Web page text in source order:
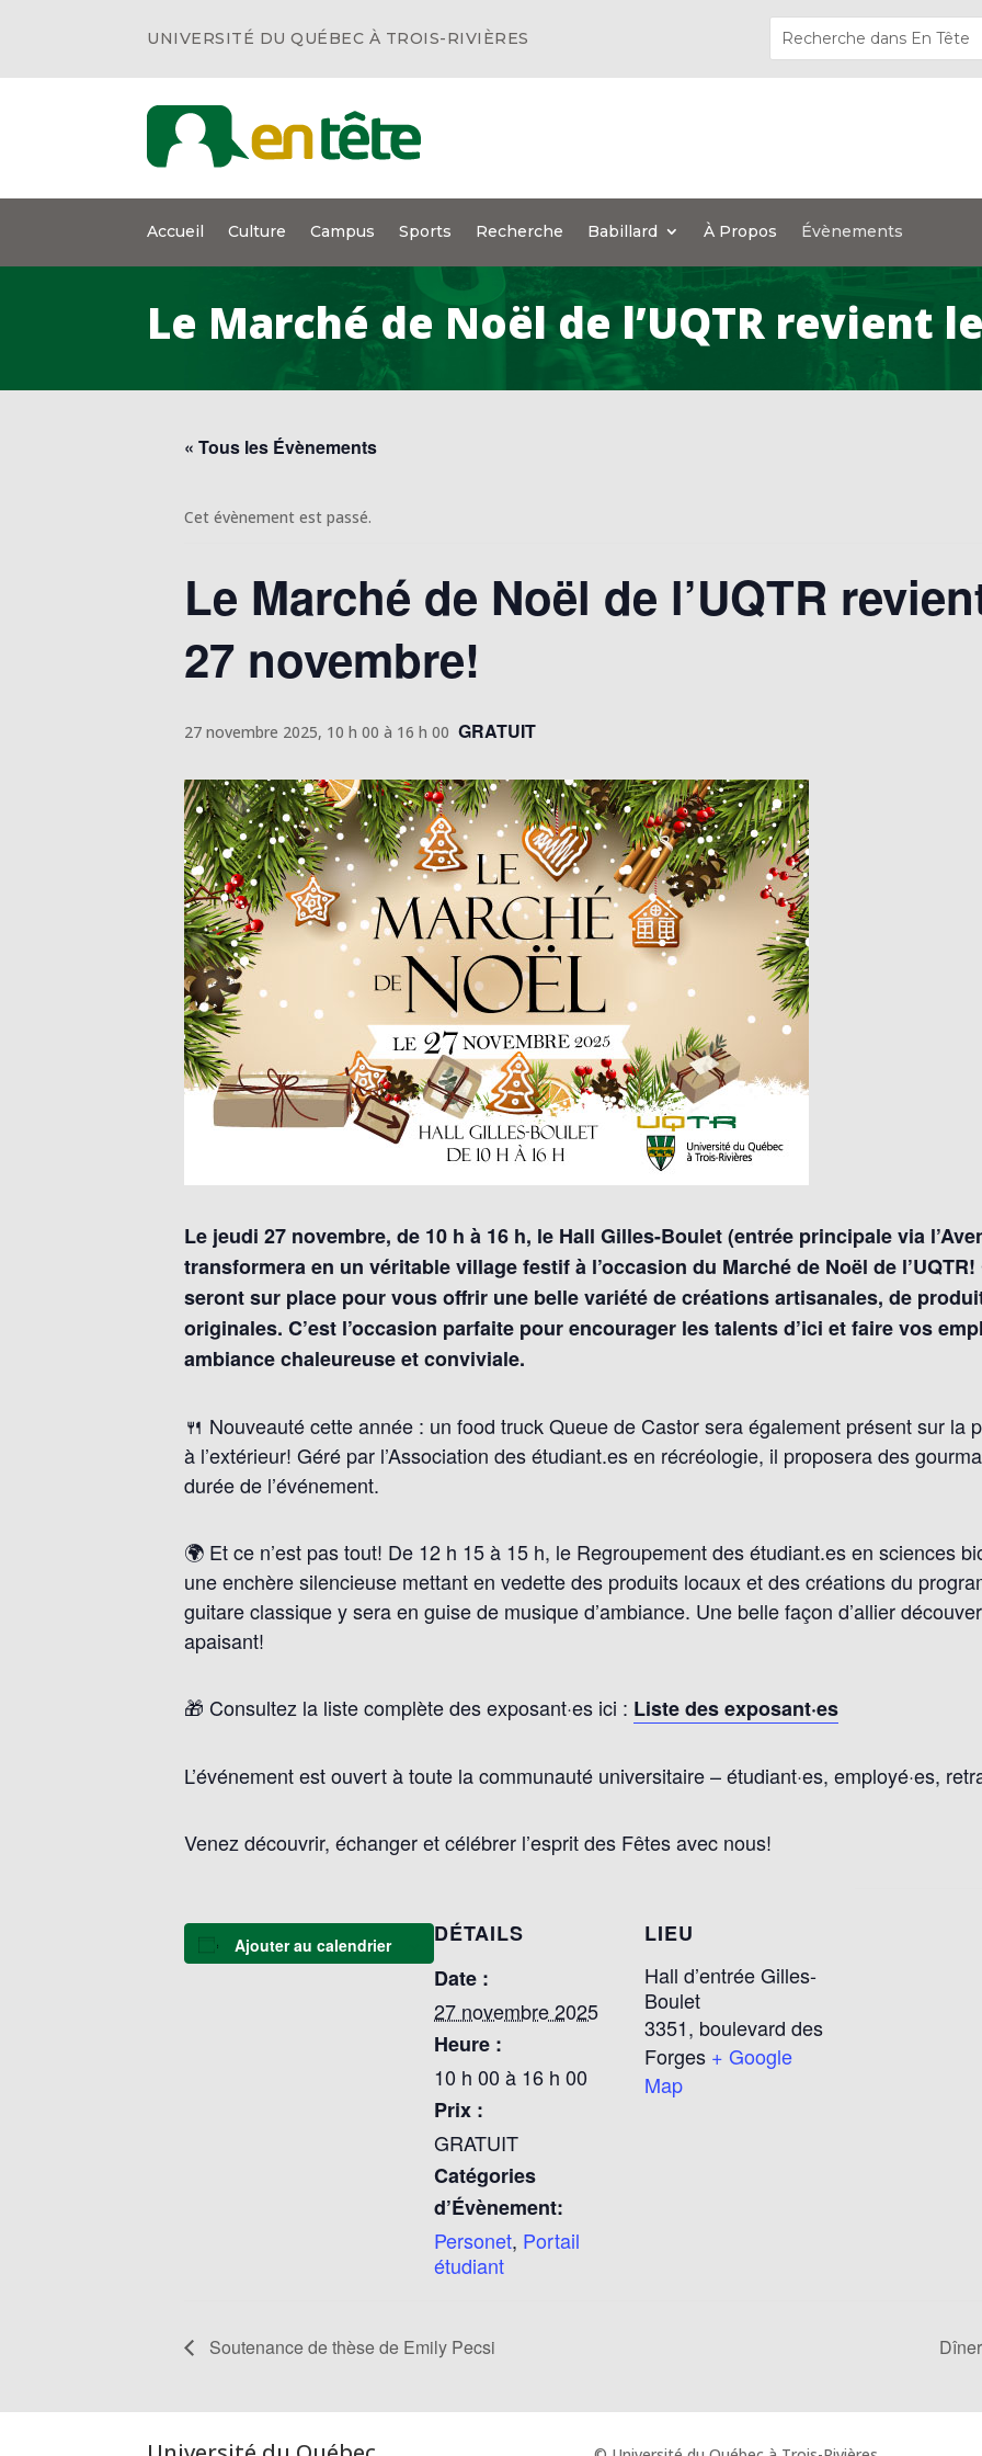
UNIVERSITÉ DU QUÉBEC À TROIS-RIVIÈRES
Accueil Culture Campus Sports Recherche Babillard À Propos Évènements
Le Marché de Noël de l’UQTR revient
« Tous les Évènements
Cet évènement est passé.
Le Marché de Noël de l’UQTR
27 novembre!
27 novembre 2025, 10 h 00 à 16 h 00 GRATUIT
Le jeudi 27 novembre, de 10 h à 16 h, le Hall Gilles-Boulet (entrée principale via
transformera en un véritable village festif à l’occasion du Marché de Noël de l’UQTR!
seront sur place pour vous offrir une belle variété de créations artisanales, de
originales. C’est l’occasion parfaite pour encourager les talents d’ici et faire vos
ambiance chaleureuse et conviviale.
🍴 Nouveauté cette année : un food truck Queue de Castor sera également présent sur la
à l’extérieur! Géré par l’Association des étudiant.es en récréologie, il proposera des
durée de l’événement.
🌍 Et ce n’est pas tout! De 12 h 15 à 15 h, le Regroupement des étudiant.es en sciences
une enchère silencieuse mettant en vedette des produits locaux et des créations du
guitare classique y sera en guise de musique d’ambiance. Une belle façon d’allier
apaisant!
🎁 Consultez la liste complète des exposant·es ici : Liste des exposant·es
L’événement est ouvert à toute la communauté universitaire – étudiant·es, employé·es,
Venez découvrir, échanger et célébrer l’esprit des Fêtes avec nous!
Ajouter au calendrier
DÉTAILS
Date :
27 novembre 2025
Heure :
10 h 00 à 16 h 00
Prix :
GRATUIT
Catégories
d’Évènement:
Personet, Portail
étudiant
LIEU
Hall d’entrée Gilles-
Boulet
3351, boulevard des
Forges + Google
Map
Soutenance de thèse de Emily Pecsi